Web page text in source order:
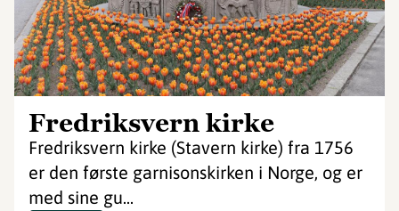
Fredriksvern kirke
Fredriksvern kirke (Stavern kirke) fra 1756
er den første garnisonskirken i Norge, og er
med sine gu...